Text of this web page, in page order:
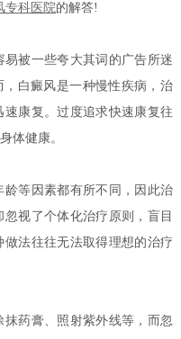
专科医院的解答!
易被一些夸大其词的广告所迷
白癜风是一种慢性疾病，治
康复。过度追求快速康复往
体健康。
等因素都有所不同，因此治
视了个体化治疗原则，盲目
法往往无法取得理想的治疗
药膏、照射紫外线等，而忽